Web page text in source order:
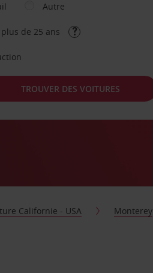
Autre
de 25 ans
TROUVER DES VOITURES
Californie - USA
Monterey